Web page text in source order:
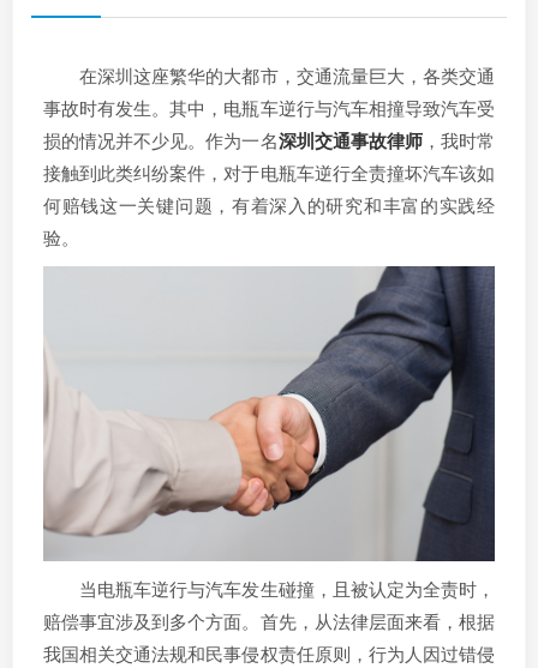
在深圳这座繁华的大都市，交通流量巨大，各类交通
事故时有发生。其中，电瓶车逆行与汽车相撞导致汽车受
损的情况并不少见。作为一名深圳交通事故律师，我时常
接触到此类纠纷案件，对于电瓶车逆行全责撞坏汽车该如
何赔钱这一关键问题，有着深入的研究和丰富的实践经
验。
当电瓶车逆行与汽车发生碰撞，且被认定为全责时，
赔偿事宜涉及到多个方面。首先，从法律层面来看，根据
我国相关交通法规和民事侵权责任原则，行为人因过错侵